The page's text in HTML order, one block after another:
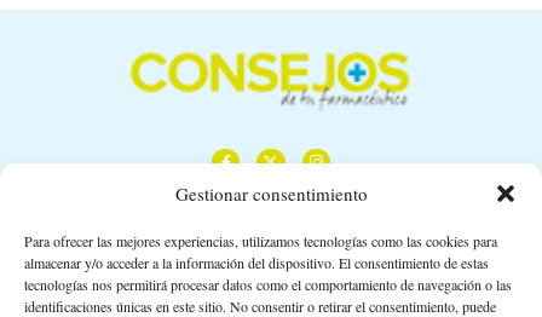
Gestionar consentimiento
Para ofrecer las mejores experiencias, utilizamos tecnologías como las cookies para
almacenar y/o acceder a la información del dispositivo. El consentimiento de estas
tecnologías nos permitirá procesar datos como el comportamiento de navegación o las
identificaciones únicas en este sitio. No consentir o retirar el consentimiento, puede
Calle Camino de los Descubrimientos, 11,
Planta 3ª 41092 – Sevilla